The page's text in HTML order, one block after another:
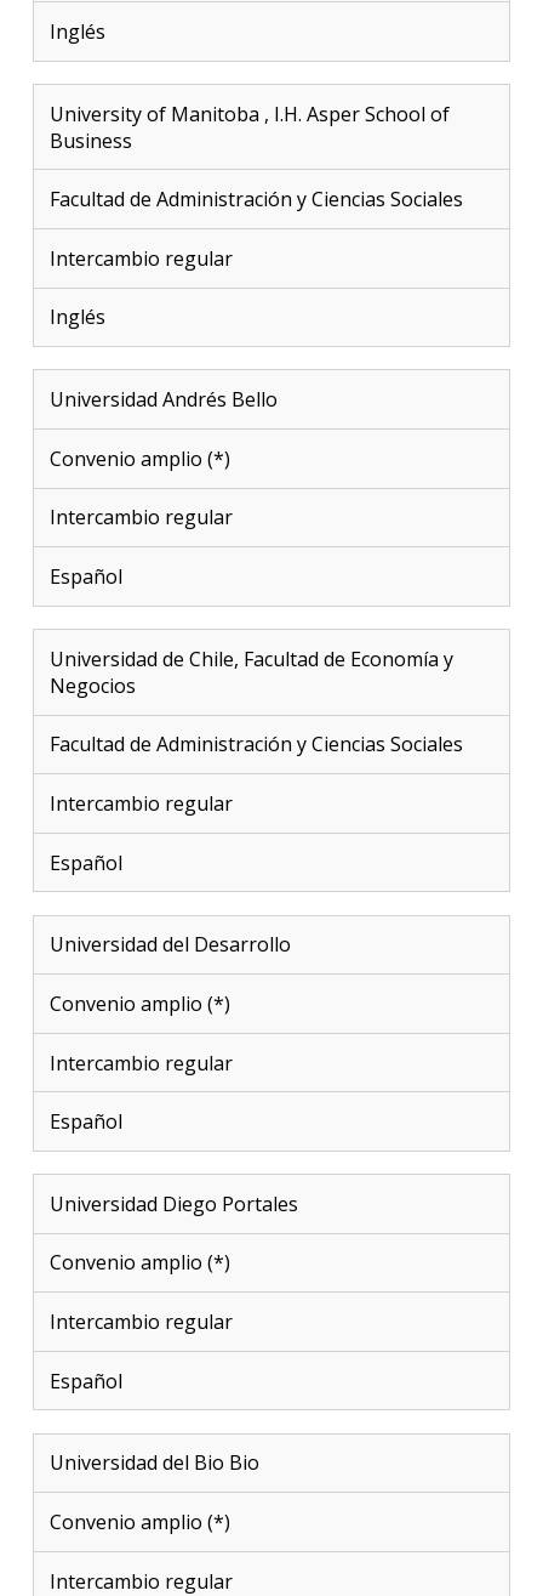
Inglés
University of Manitoba , I.H. Asper School of
Business
Facultad de Administración y Ciencias Sociales
Intercambio regular
Inglés
Universidad Andrés Bello
Convenio amplio (*)
Intercambio regular
Español
Universidad de Chile, Facultad de Economía y
Negocios
Facultad de Administración y Ciencias Sociales
Intercambio regular
Español
Universidad del Desarrollo
Convenio amplio (*)
Intercambio regular
Español
Universidad Diego Portales
Convenio amplio (*)
Intercambio regular
Español
Universidad del Bio Bio
Convenio amplio (*)
Intercambio regular